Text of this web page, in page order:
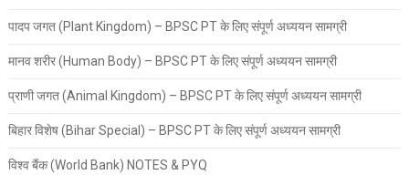
पादप जगत (Plant Kingdom) – BPSC PT के लिए संपूर्ण अध्ययन सामग्री
मानव शरीर (Human Body) – BPSC PT के लिए संपूर्ण अध्ययन सामग्री
प्राणी जगत (Animal Kingdom) – BPSC PT के लिए संपूर्ण अध्ययन सामग्री
बिहार विशेष (Bihar Special) – BPSC PT के लिए संपूर्ण अध्ययन सामग्री
विश्व बैंक (World Bank) NOTES & PYQ